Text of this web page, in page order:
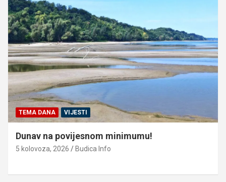
TEMA DANA VIJESTI
Dunav na povijesnom minimumu!
5 kolovoza, 2026 Budica Info